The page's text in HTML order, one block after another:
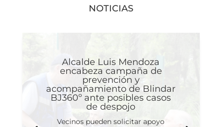
NOTICIAS
Alcalde Luis Mendoza
encabeza campaña de
prevención y
acompañamiento de Blindar
BJ360º ante posibles casos
de despojo
Vecinos pueden solicitar apoyo